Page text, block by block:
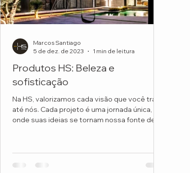
Produtos HS: Beleza e
sofisticação
Na HS, valorizamos cada visão que você traz
até nós. Cada projeto é uma jornada única,
onde suas ideias se tornam nossa fonte de...
Marcos Santiago
5 de dez. de 2023
1 min de leitura